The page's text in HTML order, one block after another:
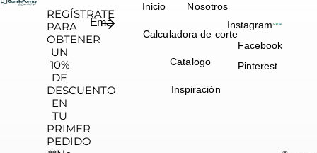
REGÍSTRATE
PARA
OBTENER
UN
10%
DE
DESCUENTO
EN
TU
PRIMER
PEDIDO
Inicio Nosotros
Calculadora de corte
Catalogo
Inspiración
Instagram
Facebook
Pinterest